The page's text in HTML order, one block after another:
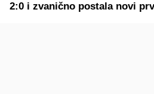
2:0 i zvanično postala novi